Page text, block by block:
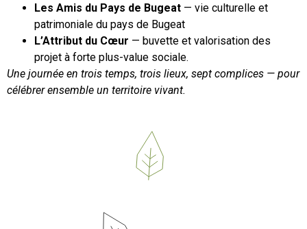
Les Amis du Pays de Bugeat — vie culturelle et
patrimoniale du pays de Bugeat
L’Attribut du Cœur — buvette et valorisation des
projet à forte plus-value sociale.
Une journée en trois temps, trois lieux, sept complices — pour
célébrer ensemble un territoire vivant.